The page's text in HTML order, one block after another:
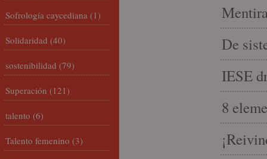
De
IESE
8
Sofrología caycediana (1)
Solidaridad (40)
sostenibilidad (79)
Superación (121)
talento (6)
Talento femenino (3)